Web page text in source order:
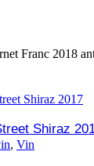
Franc 2018
Shiraz
, Vin